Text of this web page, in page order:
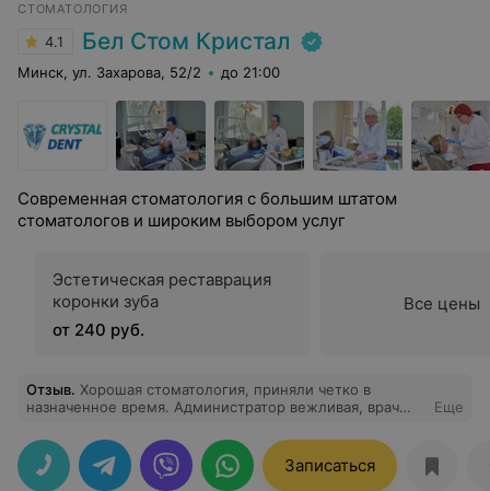
проснулся, ничего не болело, голова немного
кружилась. На следующий день и последующие все
хорошо. Второй наркоз прошел - замечательно. Всей
семьей благодарим доктора Пономаренко И.А.,
ортодонта Акопян А.А., анестезиолога Влада,
медсестру Марину и администратора Алену. Всем
спасибо. Всем советуем этот центр.
СТОМАТОЛОГИЯ
4.1 Бел Стом Кристал
Минск, ул. Захарова, 52/2 до 21:00
Современная стоматология с большим штатом
стоматологов и широким выбором услуг
Эстетическая реставрация
коронки зуба
от 240 руб.
Все цены
Отзыв. Хорошая стоматология, приняли четко в
назначенное время. Администратор вежливая, врач
Еще
Записаться